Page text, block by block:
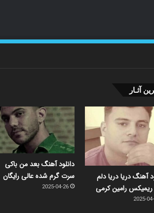
آثـار
آهنگ دریا دریا دلم
ریمیکس رامین کرمی
2025-
دانلود آهنگ بعد من باکی
سرت گرم شده عالی رایگان
2025-04-26